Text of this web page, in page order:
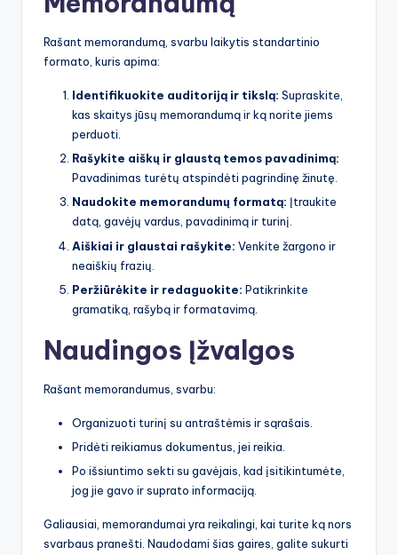
Rašant memorandumą, svarbu laikytis standartinio
formato, kuris apima:
Identifikuokite auditoriją ir tikslą: Supraskite,
kas skaitys jūsų memorandumą ir ką norite jiems
perduoti.
Rašykite aiškų ir glaustą temos pavadinimą:
Pavadinimas turėtų atspindėti pagrindinę žinutę.
Naudokite memorandumų formatą: Įtraukite
datą, gavėjų vardus, pavadinimą ir turinį.
Aiškiai ir glaustai rašykite: Venkite žargono ir
neaiškių frazių.
Peržiūrėkite ir redaguokite: Patikrinkite
gramatiką, rašybą ir formatavimą.
Naudingos Įžvalgos
Rašant memorandumus, svarbu:
Organizuoti turinį su antraštėmis ir sąrašais.
Pridėti reikiamus dokumentus, jei reikia.
Po išsiuntimo sekti su gavėjais, kad įsitikintumėte,
jog jie gavo ir suprato informaciją.
Galiausiai, memorandumai yra reikalingi, kai turite ką nors
svarbaus pranešti. Naudodami šias gaires, galite sukurti